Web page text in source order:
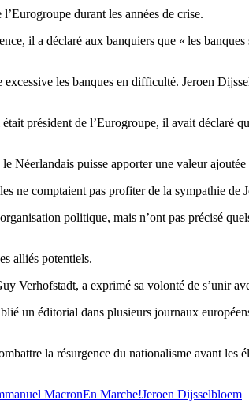
durant les années de crise.
il a déclaré aux banquiers que « les
les banques en difficulté. Jeroen
président de l’Eurogroupe, il avait déclaré
Néerlandais puisse apporter une valeur
ne comptaient pas profiter de la sympathie
politique, mais n’ont pas précisé
alliés potentiels.
Verhofstadt, a exprimé sa volonté de s’unir
un éditorial dans plusieurs journaux
la résurgence du nationalisme avant les
MacronEn Marche!Jeroen Dijsselbloem